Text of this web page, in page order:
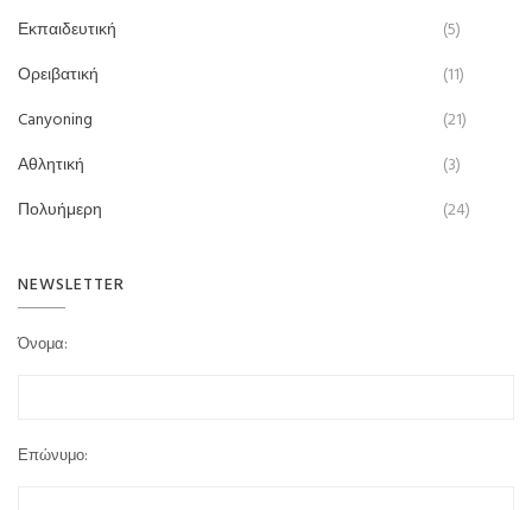
Εκπαιδευτική
(5)
Ορειβατική
(11)
Canyoning
(21)
Αθλητική
(3)
Πολυήμερη
(24)
NEWSLETTER
Όνομα:
Επώνυμο: